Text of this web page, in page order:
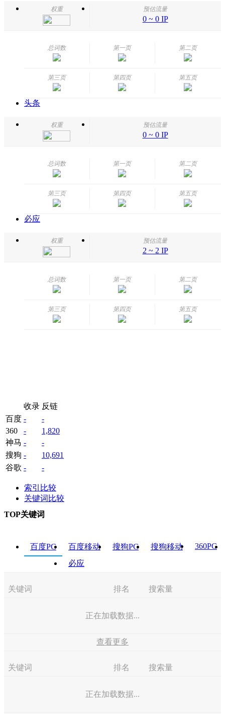
权重 预估流量
0 ~ 0 IP
总词数 第一页 第二页
第三页 第四页 第五页
头条
权重 预估流量
0 ~ 0 IP
总词数 第一页 第二页
第三页 第四页 第五页
必应
权重 预估流量
2 ~ 2 IP
总词数 第一页 第二页
第三页 第四页 第五页
收录 反链
百度 -
-
360
-
1,820
神马 -
-
搜狗 -
10,691
谷歌 - -
索引比较
关键词比较
TOP关键词
百度PC 百度移动 搜狗PC 搜狗移动
360PC
必应
关键词 排名 搜索量
正在加载数据...
查看更多
关键词 排名 搜索量
正在加载数据...